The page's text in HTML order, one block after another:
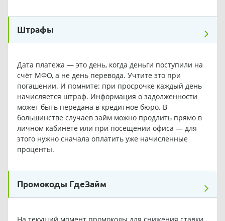
Штрафы
Дата платежа — это день, когда деньги поступили на
счёт МФО, а не день перевода. Учтите это при
погашении. И помните: при просрочке каждый день
начисляется штраф. Информация о задолженности
может быть передана в кредитное бюро. В
большинстве случаев займ можно продлить прямо в
личном кабинете или при посещении офиса — для
этого нужно сначала оплатить уже начисленные
проценты.
Промокоды ГдеЗайм
На текущий момент промокоды для снижения ставки